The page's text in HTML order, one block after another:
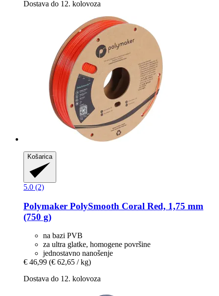
Dostava do 12. kolovoza
Košarica
5.0 (2)
Polymaker PolySmooth Coral Red, 1,75 mm
(750 g)
na bazi PVB
za ultra glatke, homogene površine
jednostavno nanošenje
€ 46,99 (€ 62,65 / kg)
Dostava do 12. kolovoza